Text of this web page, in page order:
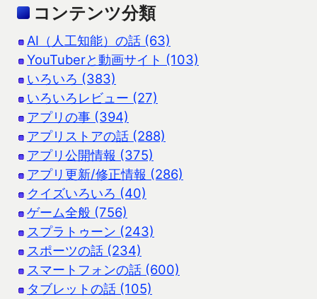
コンテンツ分類
AI（人工知能）の話 (63)
YouTuberと動画サイト (103)
いろいろ (383)
いろいろレビュー (27)
アプリの事 (394)
アプリストアの話 (288)
アプリ公開情報 (375)
アプリ更新/修正情報 (286)
クイズいろいろ (40)
ゲーム全般 (756)
スプラトゥーン (243)
スポーツの話 (234)
スマートフォンの話 (600)
タブレットの話 (105)